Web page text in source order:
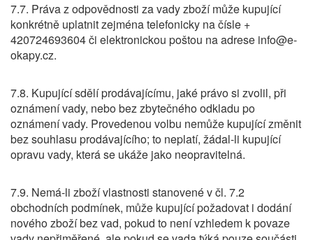
7.7. Práva z odpovědnosti za vady zboží může kupující
konkrétně uplatnit zejména telefonicky na čísle +
420724693604 či elektronickou poštou na adrese info@e-
okapy.cz.
7.8. Kupující sdělí prodávajícímu, jaké právo si zvolil, při
oznámení vady, nebo bez zbytečného odkladu po
oznámení vady. Provedenou volbu nemůže kupující změnit
bez souhlasu prodávajícího; to neplatí, žádal-li kupující
opravu vady, která se ukáže jako neopravitelná.
7.9. Nemá-li zboží vlastnosti stanovené v čl. 7.2
obchodních podmínek, může kupující požadovat i dodání
nového zboží bez vad, pokud to není vzhledem k povaze